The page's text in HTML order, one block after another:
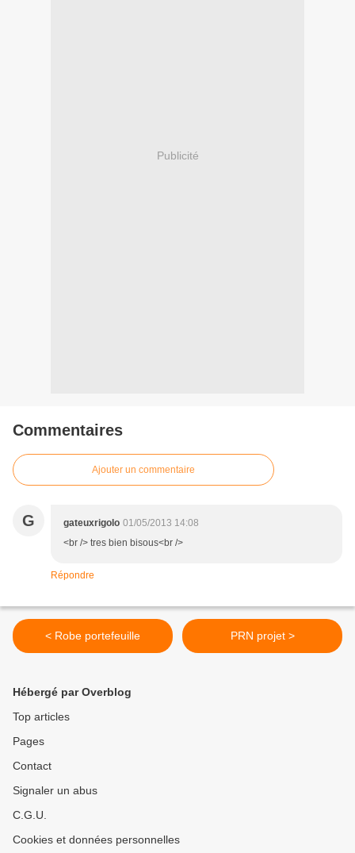
Publicité
Commentaires
Ajouter un commentaire
G gateuxrigolo 01/05/2013 14:08
<br /> tres bien bisous<br />
Répondre
< Robe portefeuille PRN projet >
Hébergé par Overblog
Top articles
Pages
Contact
Signaler un abus
C.G.U.
Cookies et données personnelles